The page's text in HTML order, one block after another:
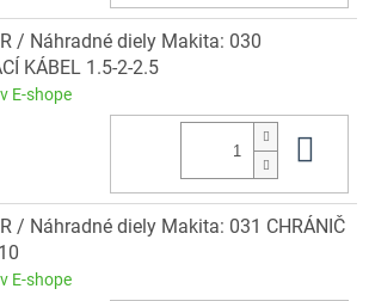
/ Náhradné diely Makita: 030
KÁBEL 1.5-2-2.5
E-shope
/ Náhradné diely Makita: 031 CHRÁNIČ
E-shope